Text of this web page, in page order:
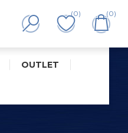
(0) (0)
OUTLET